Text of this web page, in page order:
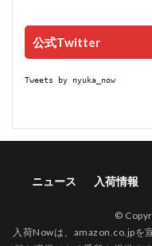
公式Twitter
Tweets by nyuka_now
ニュース 入荷情報
©
入荷Nowは、amazon.co.jpを